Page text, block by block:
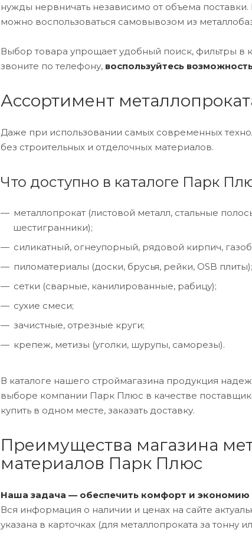
нужды нервничать независимо от объема
можно воспользоваться самовывозом из
Выбор товара упрощает удобный поиск, фильтры в
звоните по телефону, воспользуйтесь
Ассортимент
Даже при использовании самых современных
без строительных и отделочных материалов.
Что доступно в каталоге Парк
металлопрокат (листовой металл, стальные
шестигранники);
силикатный, огнеупорный, рядовой кирпич,
пиломатериалы (доски, брусья, рейки, OSB плиты);
сетки (сварные, канилированные, рабицу);
сухие смеси;
зачистные, отрезные круги;
крепеж, метизы (уголки, шурупы, саморезы).
В каталоге нашего строймагазина продукция
выборе компании Парк Плюс в качестве
купить в одном месте, заказать доставку.
Преимущества магазина
материалов Парк Плюс
Наша задача — обеспечить комфорт и экономию
Вся информация о наличии и ценах на сайте
указана в карточках (для металлопроката за тонну